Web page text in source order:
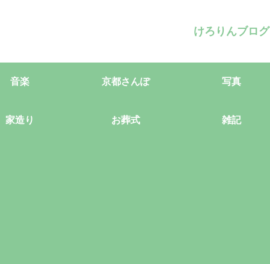
けろりんブログ
音楽 京都さんぽ 写真
家造り お葬式 雑記